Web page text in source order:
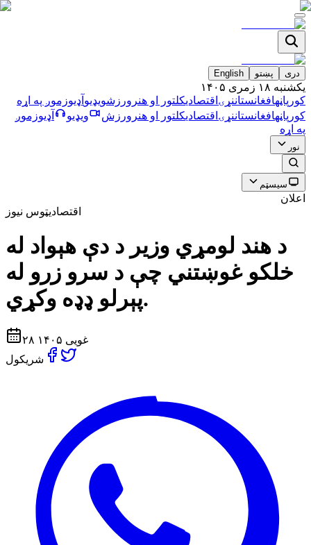
دری پښتو English
يکشنبه ۱۸ زمری ۱۴۰۵
کورپاڼهافغانستاننړۍ اقتصاديکلتور او هنر ورزشویډیو آډیوزموږ په اړه
کورپاڼهافغانستاننړۍ اقتصاديکلتور او هنر ورزش ویډیو آډیوزموږ
په اړه
نور
سیسټم
اعلان
اقتصاديټوس نیوز
د هند لومړي وزير د دې هېواد له
خلکو غوښتني چې د سرو زرو له
پېرلو ډډه وکړي.
۲۸ غویی ۱۴۰۵
شریکول